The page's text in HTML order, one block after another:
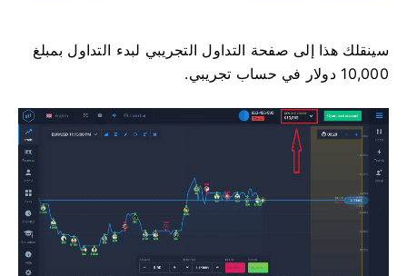
سينقلك هذا إلى صفحة التداول التجريبي لبدء التداول بمبلغ
10,000 دولار في حساب تجريبي.